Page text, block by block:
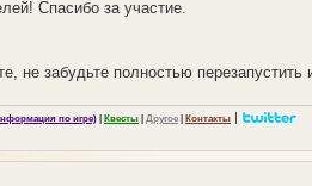
Спасибо за участие.
не забудьте полностью перезапустить
по игре) Квесты Другое Контакты |